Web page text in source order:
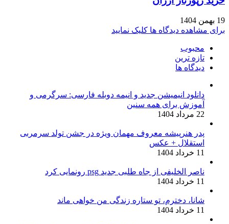
19 بهمن 1404
برای مشاهده دیدگاه ها کلیک نمایید
محبوب
تازه ترین
دیدگاه ها
دانلود انیمیشن جدید و انیمه دوبله فارسی: سرگرمی و
آموزش برای همه سنین
22 مرداد 1404
پدر هنرپیشه معروف مهمان ویژه در جشن تولد سرمربی
استقلال + عکس
11 خرداد 1404
ناصر الخلیفی از جاه طلبی جدید psg رونمایی کرد
11 خرداد 1404
شانا، دخترم، تو ستاره زندگی من خواهی ماند
11 خرداد 1404